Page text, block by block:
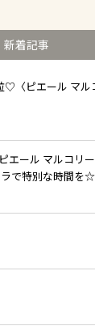
新着記事
♡〈ピエール マル
ール マルコリ
で特別な時間を☆